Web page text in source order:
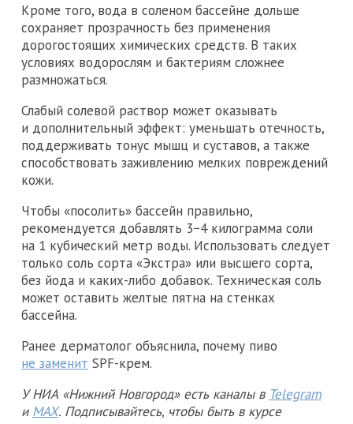
Кроме того, вода в соленом бассейне дольше
сохраняет прозрачность без применения
дорогостоящих химических средств. В таких
условиях водорослям и бактериям сложнее
размножаться.
Слабый солевой раствор может оказывать
и дополнительный эффект: уменьшать отечность,
поддерживать тонус мышц и суставов, а также
способствовать заживлению мелких повреждений
кожи.
Чтобы «посолить» бассейн правильно,
рекомендуется добавлять 3−4 килограмма соли
на 1 кубический метр воды. Использовать следует
только соль сорта «Экстра» или высшего сорта,
без йода и каких-либо добавок. Техническая соль
может оставить желтые пятна на стенках
бассейна.
Ранее дерматолог объяснила, почему пиво
не заменит SPF-крем.
У НИА «Нижний Новгород» есть каналы в Telegram
и MAX. Подписывайтесь, чтобы быть в курсе